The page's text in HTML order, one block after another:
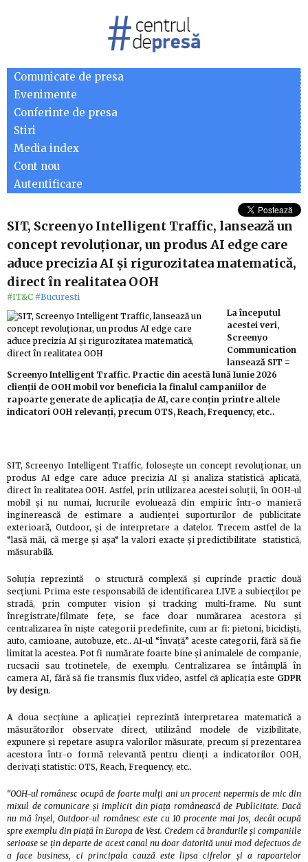
Comunicate de presa
Evenimente
Conferinte de presa
Stiri
Media index
Cont nou
Autentificare
SIT, Screenyo Intelligent Traffic, lansează un
concept revoluționar, un produs AI edge care
aduce precizia AI și rigurozitatea matematică,
direct în realitatea OOH
#IT&C #Bucuresti
La începutul
acestei veri,
Screenyo
Communication
lansează SIT =
Screenyo Intelligent Traffic. Practic din acestă lună Iunie 2026
clienții de OOH mobil vor beneficia la finalul campaniilor de
rapoarte generate de aplicația de AI, care conțin printre altele
indicatori OOH relevanți, precum OTS, Reach, Frequency, etc..
SIT, Screenyo Intelligent Traffic, folosește un concept revoluționar, un
produs AI edge care aduce precizia AI și analiza statistică aplicată,
direct în realitatea OOH. Astfel, prin utilizarea acestei soluții, în OOH-ul
mobil și nu numai, lucrurile evoluează din empiric într-o manieră
inginerească de estimare a audienței suporturilor de publicitate
exterioară, Outdoor, și de interpretare a datelor. Trecem astfel de la
“lasă măi, că merge și așa“ la valori exacte și predictibilitate statistică,
măsurabilă.
Soluția reprezintă o structură complexă și cuprinde practic două
secțiuni. Prima este responsabilă de identificarea LIVE a subiecților pe
stradă, prin computer vision și tracking multi-frame. Nu sunt
înregistrate/filmate fețe, se face doar numărarea acestora și
centralizarea în niște categorii predefinite, cum ar fi: pietoni, bicicliști,
auto, camioane, autobuze, etc.. AI-ul “învață” aceste categorii, fără să fie
limitat la acestea. Pot fi numărate foarte bine și animalele de companie,
rucsacii sau trotinetele, de exemplu. Centralizarea se întâmplă în
camera AI, fără să fie transmis flux video, astfel că aplicația este GDPR
by design.
A doua secțiune a aplicației reprezintă interpretarea matematică a
măsurătorilor observate direct, utilizând modele de vizibilitate,
expunere și repetare asupra valorilor măsurate, precum și prezentarea
acestora într-o formă relevantă pentru clienți a indicatorilor OOH,
derivați statistic: OTS, Reach, Frequency, etc..
“OOH-ul românesc ocupă de foarte mulți ani un procent nepermis de mic din
mixul de comunicare și implicit din piața românească de Publicitate. Dacă
nu mă înșel, Outdoor-ul românesc este cu 10 procente mai jos, decât ocupă
spre exemplu din piață în Europa de Vest. Credem că brandurile și companiile
serioase se țin departe de acest canal nu doar datorită unui mod defectuos de
a face business, ci principala cauză este lipsa cifrelor și a rapoartelor